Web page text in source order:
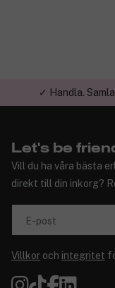
✓ Handla.
Let's be
Vill du ha våra bästa
direkt till din inkorg?
E-post
Villkor och integritet